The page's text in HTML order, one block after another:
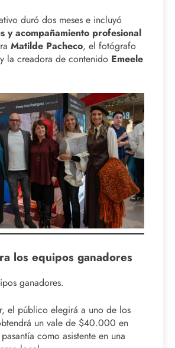
duró dos meses e incluyó
y acompañamiento profesional
Matilde Pacheco, el fotógrafo
y la creadora de contenido Emeele
los equipos ganadores
ganadores.
el público elegirá a uno de los
un vale de $40.000 en
como asistente en una